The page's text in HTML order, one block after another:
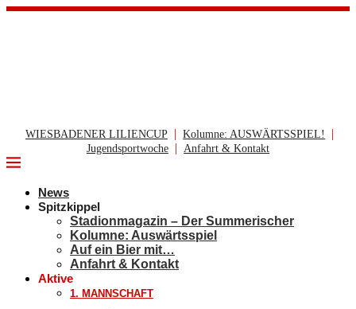
WIESBADENER LILIENCUP | Kolumne: AUSWÄRTSSPIEL! |
Jugendsportwoche | Anfahrt & Kontakt
News
Spitzkippel
Stadionmagazin – Der Summerischer
Kolumne: Auswärtsspiel
Auf ein Bier mit…
Anfahrt & Kontakt
Aktive
1. MANNSCHAFT